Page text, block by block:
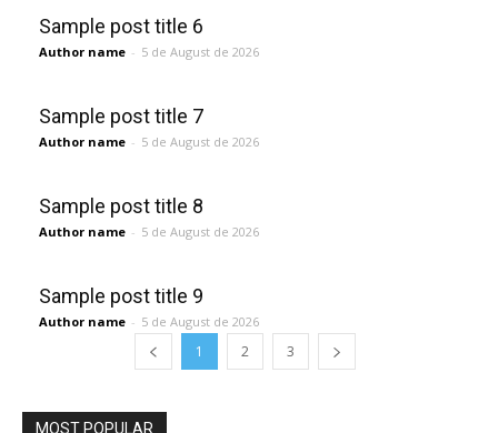
Sample post title 6
Author name - 5 de August de 2026
Sample post title 7
Author name - 5 de August de 2026
Sample post title 8
Author name - 5 de August de 2026
Sample post title 9
Author name - 5 de August de 2026
1 2 3
MOST POPULAR